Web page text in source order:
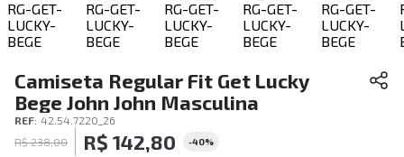
Camiseta Regular Fit Get Lucky
Bege John John Masculina
REF: 42.54.7220_26
R$ 238,00 R$ 142,80 -40%